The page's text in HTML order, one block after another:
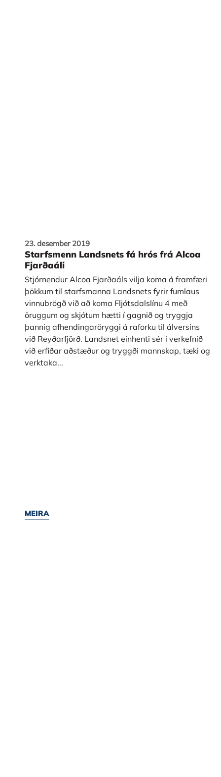
23. desember 2019
Starfsmenn Landsnets fá hrós frá Alcoa
Fjarðaáli
Stjórnendur Alcoa Fjarðaáls vilja koma á framfæri
þökkum til starfsmanna Landsnets fyrir fumlaus
vinnubrögð við að koma Fljótsdalslínu 4 með
öruggum og skjótum hætti í gagnið og tryggja
þannig afhendingaröryggi á raforku til álversins
við Reyðarfjörð. Landsnet einhenti sér í verkefnið
við erfiðar aðstæður og tryggði mannskap, tæki og
verktaka...
MEIRA